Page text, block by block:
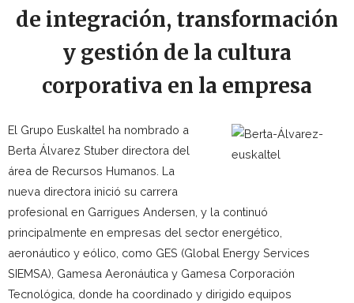
de integración, transformación
y gestión de la cultura
corporativa en la empresa
El Grupo Euskaltel ha nombrado a
Berta Álvarez Stuber directora del
área de Recursos Humanos. La
nueva directora inició su carrera
profesional en Garrigues Andersen, y la continuó
principalmente en empresas del sector energético,
aeronáutico y eólico, como GES (Global Energy Services
SIEMSA), Gamesa Aeronáutica y Gamesa Corporación
Tecnológica, donde ha coordinado y dirigido equipos